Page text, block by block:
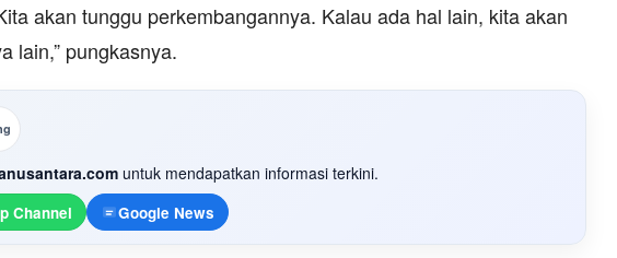
akan tunggu perkembangannya. Kalau ada hal lain, kita akan
lain,” pungkasnya.
untuk mendapatkan informasi terkini.
Channel Google News